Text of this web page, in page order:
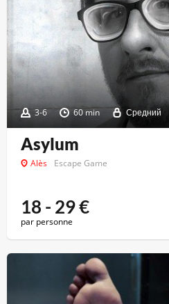
3-6 60 min Средний
Asylum
Alès Escape Game
18 - 29€
par personne